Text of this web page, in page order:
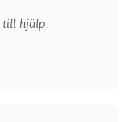
till hjälp.